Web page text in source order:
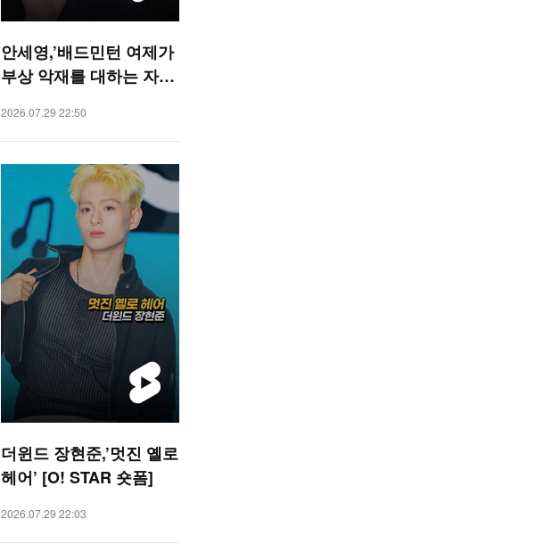
안세영,’배드민턴 여제가
부상 악재를 대하는 자세’
2026.07.29 22:50
더윈드 장현준,’멋진 옐로
헤어’ [O! STAR 숏폼]
2026.07.29 22:03